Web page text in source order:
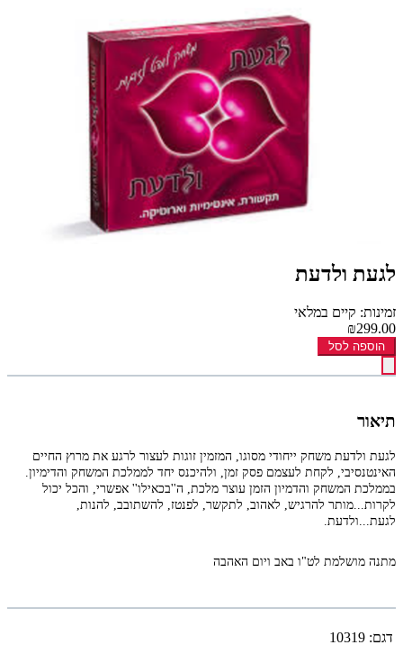
לגעת ולדעת
זמינות: קיים במלאי
₪299.00
הוספה לסל
תיאור
לגעת ולדעת משחק ייחודי מסוגו, המזמין זוגות לעצור לרגע את מרוץ החיים
האינטנסיבי, לקחת לעצמם פסק זמן, ולהיכנס יחד לממלכת המשחק והדימיון.
בממלכת המשחק והדמיון הזמן עוצר מלכת, ה''בכאילו'' אפשרי, והכל יכול
לקרות...מותר להרגיש, לאהוב, לתקשר, לפנטז, להשתובב, להנות,
לגעת...ולדעת.
מתנה מושלמת לט"ו באב ויום האהבה
דגם: 10319